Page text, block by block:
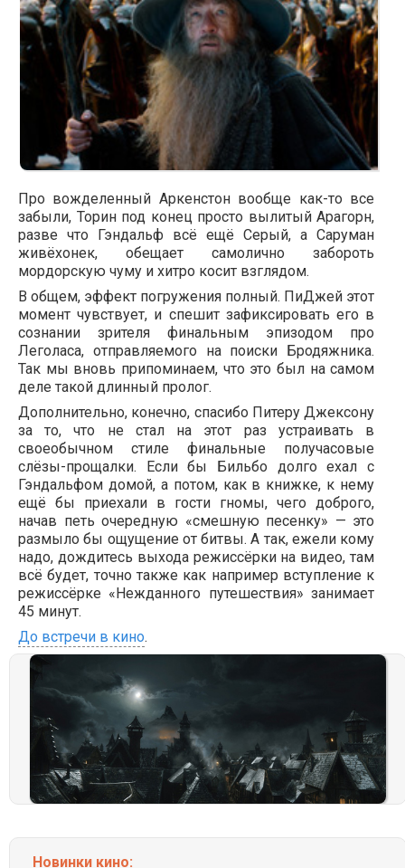
Про вожделенный Аркенстон вообще как-то все
забыли, Торин под конец просто вылитый Арагорн,
разве что Гэндальф всё ещё Серый, а Саруман
живёхонек, обещает самолично забороть
мордорскую чуму и хитро косит взглядом.
В общем, эффект погружения полный. ПиДжей этот
момент чувствует, и спешит зафиксировать его в
сознании зрителя финальным эпизодом про
Леголаса, отправляемого на поиски Бродяжника.
Так мы вновь припоминаем, что это был на самом
деле такой длинный пролог.
Дополнительно, конечно, спасибо Питеру Джексону
за то, что не стал на этот раз устраивать в
своеобычном стиле финальные получасовые
слёзы-прощалки. Если бы Бильбо долго ехал с
Гэндальфом домой, а потом, как в книжке, к нему
ещё бы приехали в гости гномы, чего доброго,
начав петь очередную «смешную песенку» — это
размыло бы ощущение от битвы. А так, ежели кому
надо, дождитесь выхода режиссёрки на видео, там
всё будет, точно также как например вступление к
режиссёрке «Нежданного путешествия» занимает
45 минут.
До встречи в кино.
Новинки кино: